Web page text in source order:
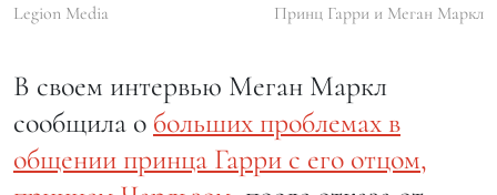
Legion Media Принц Гарри и Меган Маркл
В своем интервью Меган Маркл
сообщила о больших проблемах в
общении принца Гарри с его отцом,